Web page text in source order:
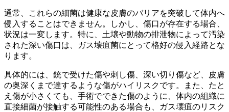
通常、これらの細菌は健康な皮膚のバリアを突破して体内へ
侵入することはできません。しかし、 傷口が存在する場合、
状況は一変します。特に、 土壌や動物の排泄物によって汚染
された深い傷口は、ガス壊疽菌にとって格好の侵入経路とな
ります。
具体的には、 銃で受けた傷や刺し傷、深い切り傷など、皮膚
の奥深くまで達するような傷がハイリスクです。また、たと
え傷が小さくても、 手術でできた傷のように、体内の組織に
直接細菌が接触する可能性のある場合も、ガス壊疽のリスク